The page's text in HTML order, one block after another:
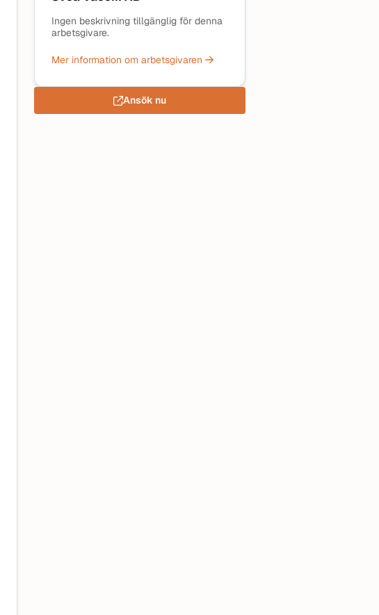
Ingen beskrivning tillgänglig för denna
arbetsgivare.
Mer information om arbetsgivaren
Ansök nu